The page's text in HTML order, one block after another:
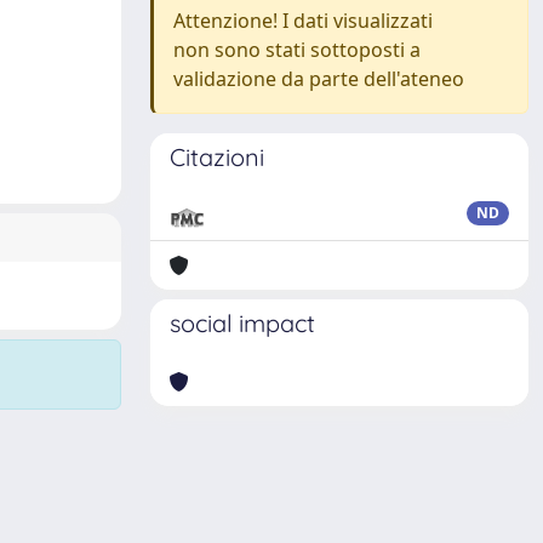
Attenzione! I dati visualizzati
non sono stati sottoposti a
validazione da parte dell'ateneo
Citazioni
ND
social impact